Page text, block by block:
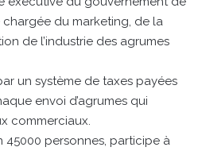
chargée du marketing, de la
de l’industrie des agrumes
un système de taxes payées
envoi d’agrumes qui
commerciaux.
45000 personnes, participe à